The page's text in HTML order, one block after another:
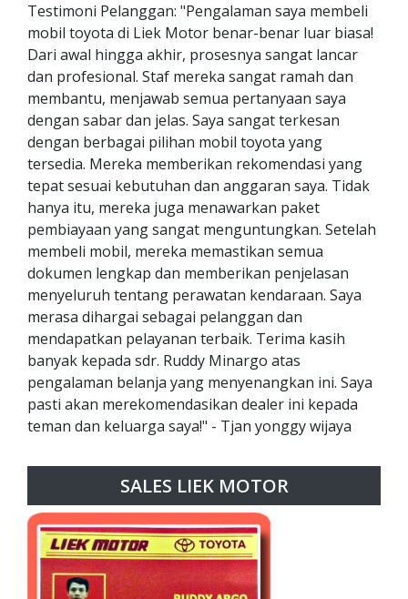
Testimoni Pelanggan: "Pengalaman saya membeli
mobil toyota di Liek Motor benar-benar luar biasa!
Dari awal hingga akhir, prosesnya sangat lancar
dan profesional. Staf mereka sangat ramah dan
membantu, menjawab semua pertanyaan saya
dengan sabar dan jelas. Saya sangat terkesan
dengan berbagai pilihan mobil toyota yang
tersedia. Mereka memberikan rekomendasi yang
tepat sesuai kebutuhan dan anggaran saya. Tidak
hanya itu, mereka juga menawarkan paket
pembiayaan yang sangat menguntungkan. Setelah
membeli mobil, mereka memastikan semua
dokumen lengkap dan memberikan penjelasan
menyeluruh tentang perawatan kendaraan. Saya
merasa dihargai sebagai pelanggan dan
mendapatkan pelayanan terbaik. Terima kasih
banyak kepada sdr. Ruddy Minargo atas
pengalaman belanja yang menyenangkan ini. Saya
pasti akan merekomendasikan dealer ini kepada
teman dan keluarga saya!" - Tjan yonggy wijaya
SALES LIEK MOTOR